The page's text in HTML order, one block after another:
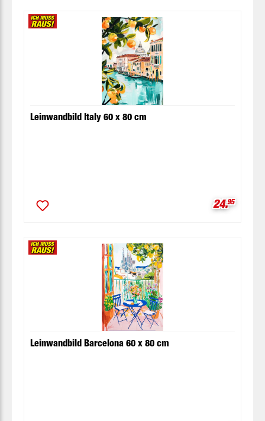
Leinwandbild Italy 60 x 80 cm
24.95
Leinwandbild Barcelona 60 x 80 cm